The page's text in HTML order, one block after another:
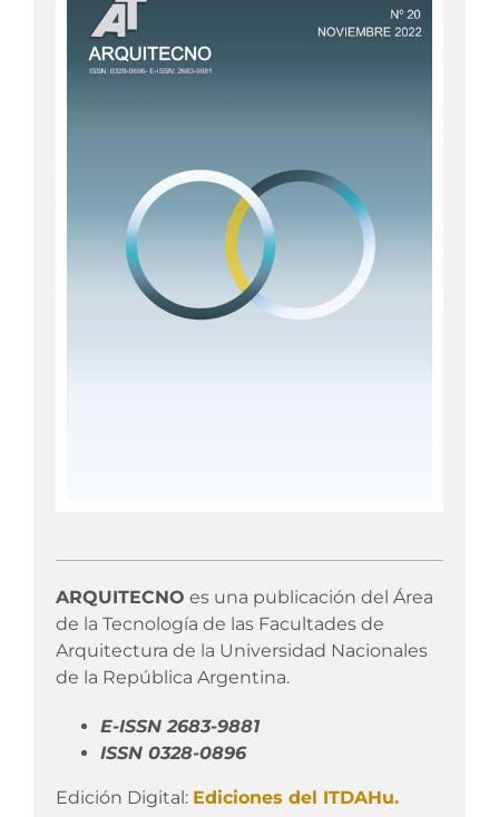
ARQUITECNO es una publicación del Área
de la Tecnología de las Facultades de
Arquitectura de la Universidad Nacionales
de la República Argentina.
E-ISSN 2683-9881
ISSN 0328-0896
Edición Digital: Ediciones del ITDAHu.